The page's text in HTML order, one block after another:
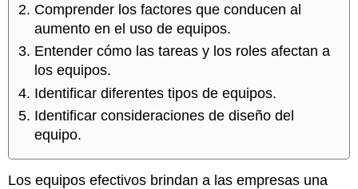
Comprender los factores que conducen al
aumento en el uso de equipos.
Entender cómo las tareas y los roles afectan a
los equipos.
Identificar diferentes tipos de equipos.
Identificar consideraciones de diseño del
equipo.
Los equipos efectivos brindan a las empresas una